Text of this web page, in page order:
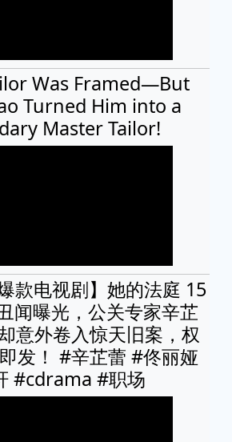
Was Framed—But
Turned Him into a
Master Tailor!
款电视剧】她的法庭 15
闻曝光，公关专家辛芷
意外卷入惊天旧案，权
发！ #辛芷蕾 #佟丽娅
#cdrama #职场